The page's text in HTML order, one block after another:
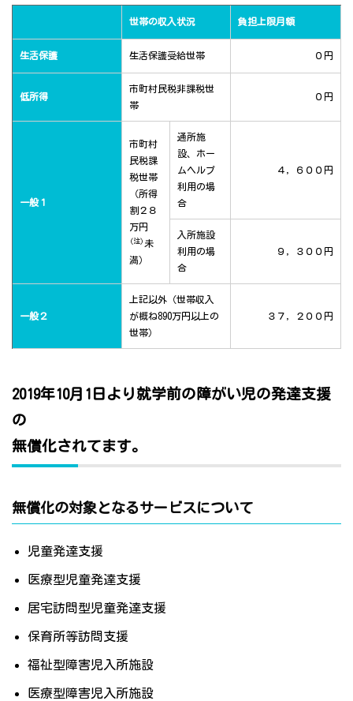
世帯の収入状況 負担上限月額
生活保護 生活保護受給世帯 ０円
低所得
市町村民税非課税世
帯
０円
一般１
市町村
民税課
税世帯
（所得
割２８
万円
(注) 未
満）
通所施
設、ホー
ムヘルプ
利用の場
合
４，６００円
入所施設
利用の場
合
９，３００円
一般２
上記以外（世帯収入
が概ね890万円以上の
世帯）
３７，２００円
2019年10月1日より就学前の障がい児の発達支援
の
無償化されてます。
無償化の対象となるサービスについて
児童発達支援
医療型児童発達支援
居宅訪問型児童発達支援
保育所等訪問支援
福祉型障害児入所施設
医療型障害児入所施設